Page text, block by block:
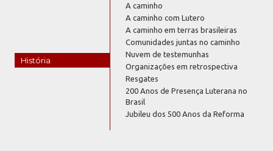
História
A caminho
A caminho com Lutero
A caminho em terras brasileiras
Comunidades juntas no caminho
Nuvem de testemunhas
Organizações em retrospectiva
Resgates
200 Anos de Presença Luterana no
Brasil
Jubileu dos 500 Anos da Reforma